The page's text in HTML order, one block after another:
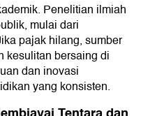
Penelitian ilmiah
mulai dari
pajak hilang, sumber
kesulitan bersaing di
dan inovasi
yang konsisten.